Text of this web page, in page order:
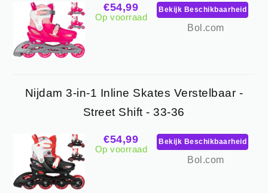
€54,99
Op voorraad
Bekijk Beschikbaarheid
Bol.com
Nijdam 3-in-1 Inline Skates Verstelbaar -
Street Shift - 33-36
€54,99
Op voorraad
Bekijk Beschikbaarheid
Bol.com